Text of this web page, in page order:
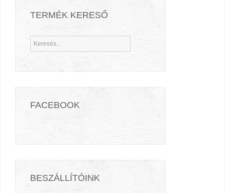
TERMÉK KERESŐ
FACEBOOK
BESZÁLLÍTÓINK